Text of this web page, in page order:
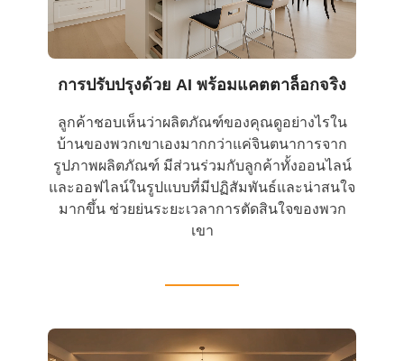
การปรับปรุงด้วย AI พร้อมแคตตาล็อกจริง
ลูกค้าชอบเห็นว่าผลิตภัณฑ์ของคุณดูอย่างไรใน
บ้านของพวกเขาเองมากกว่าแค่จินตนาการจาก
รูปภาพผลิตภัณฑ์ มีส่วนร่วมกับลูกค้าทั้งออนไลน์
และออฟไลน์ในรูปแบบที่มีปฏิสัมพันธ์และน่าสนใจ
มากขึ้น ช่วยย่นระยะเวลาการตัดสินใจของพวก
เขา